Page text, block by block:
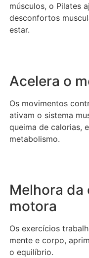
músculos, o Pilates
desconfortos
estar.
Acelera o
Os movimentos
ativam o sistema
queima de calorias,
metabolismo.
Melhora da
motora
Os exercícios
mente e corpo,
o equilíbrio.